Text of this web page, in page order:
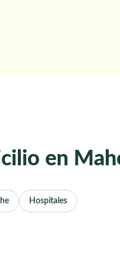
en
Hospitales